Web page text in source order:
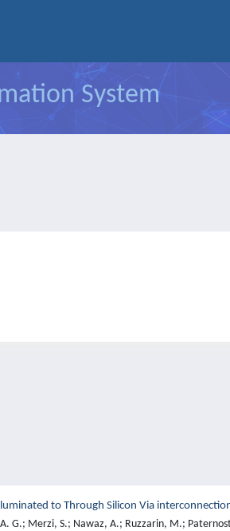
System
to Through Silicon Via
G.; Merzi, S.; Nawaz, A.; Ruzzarin, M.;